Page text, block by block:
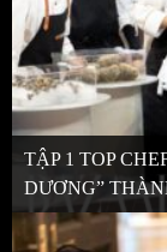
TẬP 1 TOP
DƯƠNG”